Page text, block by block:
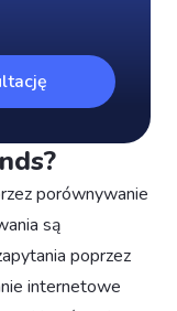
porównywanie
są
poprzez
internetowe